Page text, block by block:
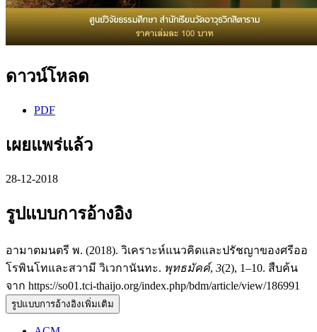
ดาวน์โหลด
PDF
เผยแพร่แล้ว
28-12-2018
รูปแบบการอ้างอิง
อามาตมนตรี พ. (2018). วิเคราะห์แนวคิดและปรัชญาของศรีออ
โรพินโทและสวามี วิเวกานันทะ. พุทธมัคค์, 3(2), 1–10. สืบค้น
จาก https://so01.tci-thaijo.org/index.php/bdm/article/view/186991
รูปแบบการอ้างอิงเพิ่มเติม